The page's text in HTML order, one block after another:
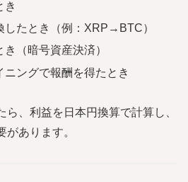
き
したとき（例：XRP→BTC）
（暗号資産決済）
ニングで報酬を得たとき
ら、利益を日本円換算で計算し、
があります。